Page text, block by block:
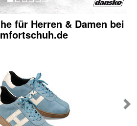
für Herren & Damen bei